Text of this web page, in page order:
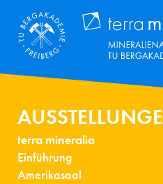
Inhalt
terra mineralia
Einführung
Amerikasaal